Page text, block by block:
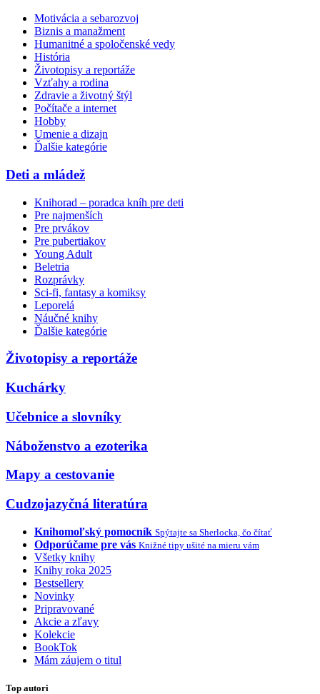
Motivácia a sebarozvoj
Biznis a manažment
Humanitné a spoločenské vedy
História
Životopisy a reportáže
Vzťahy a rodina
Zdravie a životný štýl
Počítače a internet
Hobby
Umenie a dizajn
Ďalšie kategórie
Deti a mládež
Knihorad – poradca kníh pre deti
Pre najmenších
Pre prvákov
Pre pubertiakov
Young Adult
Beletria
Rozprávky
Sci-fi, fantasy a komiksy
Leporelá
Náučné knihy
Ďalšie kategórie
Životopisy a reportáže
Kuchárky
Učebnice a slovníky
Náboženstvo a ezoterika
Mapy a cestovanie
Cudzojazyčná literatúra
Knihomoľský pomocník Spýtajte sa Sherlocka, čo čítať
Odporúčame pre vás Knižné tipy ušité na mieru vám
Všetky knihy
Knihy roka 2025
Bestsellery
Novinky
Pripravované
Akcie a zľavy
Kolekcie
BookTok
Mám záujem o titul
Top autori